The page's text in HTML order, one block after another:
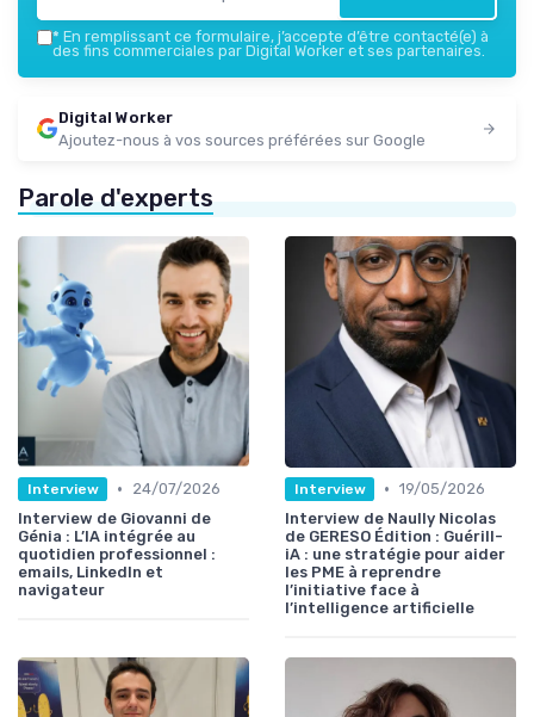
* En remplissant ce formulaire, j’accepte d’être contacté(e) à
des fins commerciales par Digital Worker et ses partenaires.
Digital Worker
Ajoutez-nous à vos sources préférées sur Google
Parole d'experts
Interview •
24/07/2026
Interview de Giovanni de
Génia : L’IA intégrée au
quotidien professionnel :
emails, LinkedIn et
navigateur
Interview • 19/05/2026
Interview de Naully Nicolas
de GERESO Édition : Guérill-
iA : une stratégie pour aider
les PME à reprendre
l’initiative face à
l’intelligence artificielle